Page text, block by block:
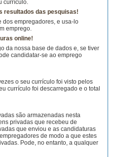
currículo.
resultados das pesquisas!
dos empregadores, e usa-lo
emprego.
online!
da nossa base de dados e, se tiver
candidatar-se ao emprego
o seu currículo foi visto pelos
currículo foi descarregado e o total
são armazenadas nesta
privadas que recebeu de
que enviou e as candidaturas
de modo a que estes
Pode, no entanto, a qualquer